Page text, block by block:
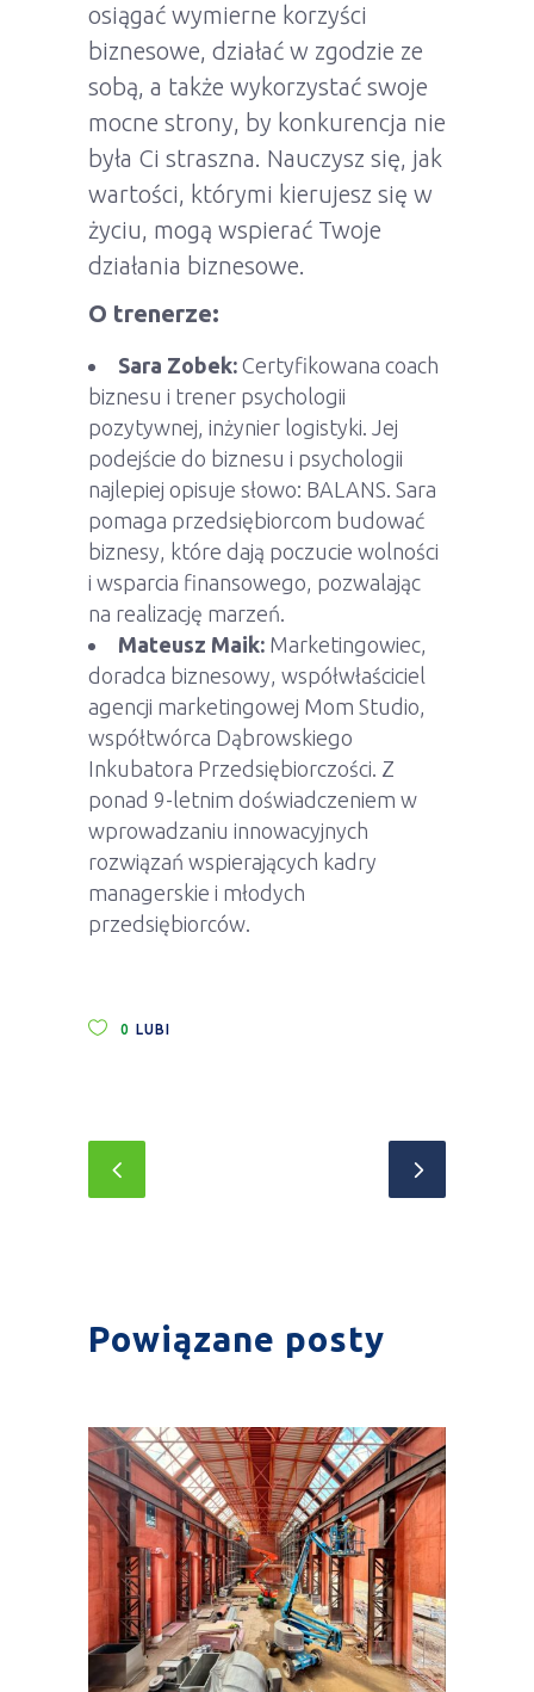
osiągać wymierne korzyści
biznesowe, działać w zgodzie ze
sobą, a także wykorzystać swoje
mocne strony, by konkurencja nie
była Ci straszna. Nauczysz się, jak
wartości, którymi kierujesz się w
życiu, mogą wspierać Twoje
działania biznesowe.
O trenerze:
Sara Zobek: Certyfikowana coach
biznesu i trener psychologii
pozytywnej, inżynier logistyki. Jej
podejście do biznesu i psychologii
najlepiej opisuje słowo: BALANS. Sara
pomaga przedsiębiorcom budować
biznesy, które dają poczucie wolności
i wsparcia finansowego, pozwalając
na realizację marzeń.
Mateusz Maik: Marketingowiec,
doradca biznesowy, współwłaściciel
agencji marketingowej Mom Studio,
współtwórca Dąbrowskiego
Inkubatora Przedsiębiorczości. Z
ponad 9-letnim doświadczeniem w
wprowadzaniu innowacyjnych
rozwiązań wspierających kadry
managerskie i młodych
przedsiębiorców.
0 LUBI
Powiązane posty